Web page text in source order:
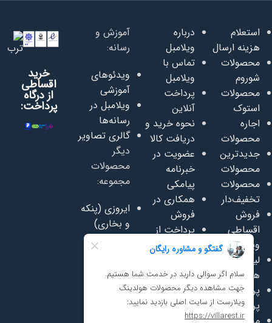
استعلام
هزینه ارسال
محصولات
شوروم
محصولات
استوک
اجاره
محصولات
جدیدترین
محصولات
محصولات
تخفیف‌دار
فروش
اقساطی
ویلامبل
لیست قیمت
همکاری
پرسش‌های
پرتکرار
درباره
ویلامبل
تماس با
ویلامبل
پرداخت
آنلاین
نحوه خرید و
دریافت کالا
عضویت در
خبرنامه
پیامکی
همکاری در
فروش
پرداخت از
اعتبار روبیکا
رضایت
مشتریان
مجله ویلامبل
آموزش و
رسانه:
ویدئوهای
آموزشی
ویلامبل در
رسانه‌ها
گالری تصاویر
دیگر
محصولات
مجموعه:
ایروزی (پنکه
و بخاری)
وفروش
مبلمان)
سافت پلی
خرید
اقساطی
از درگاه
پرداخت: